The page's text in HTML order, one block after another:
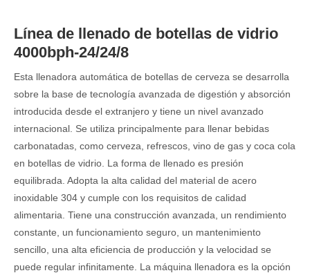
Línea de llenado de botellas de vidrio
4000bph-24/24/8
Esta llenadora automática de botellas de cerveza se desarrolla
sobre la base de tecnología avanzada de digestión y absorción
introducida desde el extranjero y tiene un nivel avanzado
internacional. Se utiliza principalmente para llenar bebidas
carbonatadas, como cerveza, refrescos, vino de gas y coca cola
en botellas de vidrio. La forma de llenado es presión
equilibrada. Adopta la alta calidad del material de acero
inoxidable 304 y cumple con los requisitos de calidad
alimentaria. Tiene una construcción avanzada, un rendimiento
constante, un funcionamiento seguro, un mantenimiento
sencillo, una alta eficiencia de producción y la velocidad se
puede regular infinitamente. La máquina llenadora es la opción